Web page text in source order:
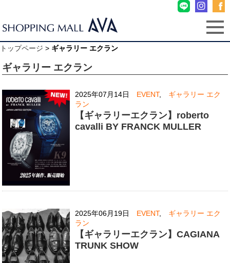
トップページ > ギャラリー エクラン
ギャラリー エクラン
2025年07月14日 EVENT,
ギャラリー エク
ラン
【ギャラリーエクラン】roberto
cavalli BY FRANCK MULLER
2025年06月19日 EVENT,
ギャラリー エク
ラン
【ギャラリーエクラン】CAGIANA
TRUNK SHOW